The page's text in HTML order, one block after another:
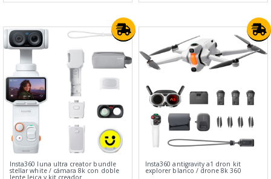
Insta360 luna ultra creator bundle
stellar white / cámara 8k con doble
lente leica y kit creador
Insta360 antigravity a1 dron kit
explorer blanco / drone 8k 360